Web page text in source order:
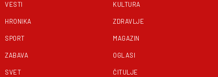
VESTI
HRONIKA
SPORT
ZABAVA
SVET
KULTURA
ZDRAVLJE
MAGAZIN
OGLASI
ČITULJE